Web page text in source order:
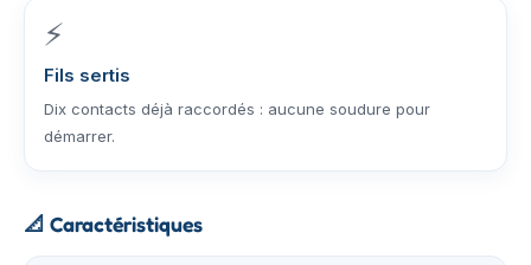
⚡
Fils sertis
Dix contacts déjà raccordés : aucune soudure pour
démarrer.
📐 Caractéristiques